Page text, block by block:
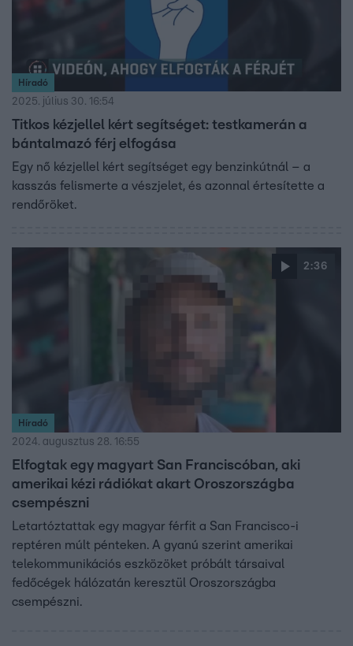
Híradó
2025. július 30. 16:54
Titkos kézjellel kért segítséget: testkamerán a
bántalmazó férj elfogása
Egy nő kézjellel kért segítséget egy benzinkútnál – a
kasszás felismerte a vészjelet, és azonnal értesítette a
rendőröket.
2:36
Híradó
2024. augusztus 28. 16:55
Elfogtak egy magyart San Franciscóban, aki
amerikai kézi rádiókat akart Oroszországba
csempészni
Letartóztattak egy magyar férfit a San Francisco-i
reptéren múlt pénteken. A gyanú szerint amerikai
telekommunikációs eszközöket próbált társaival
fedőcégek hálózatán keresztül Oroszországba
csempészni.